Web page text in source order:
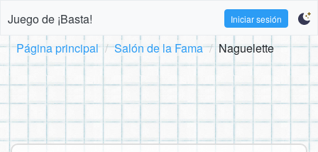
Juego de ¡Basta! Iniciar sesión
Página principal Salón de la Fama Naguelette